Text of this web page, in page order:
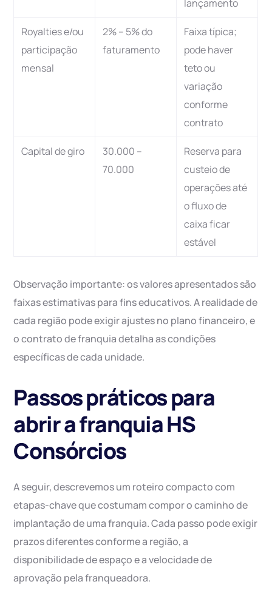
lançamento
Royalties e/ou
participação
mensal
2% – 5% do
faturamento
Faixa típica;
pode haver
teto ou
variação
conforme
contrato
Capital de giro
30.000 –
70.000
Reserva para
custeio de
operações até
o fluxo de
caixa ficar
estável
Observação importante: os valores apresentados são
faixas estimativas para fins educativos. A realidade de
cada região pode exigir ajustes no plano financeiro, e
o contrato de franquia detalha as condições
específicas de cada unidade.
Passos práticos para
abrir a franquia HS
Consórcios
A seguir, descrevemos um roteiro compacto com
etapas-chave que costumam compor o caminho de
implantação de uma franquia. Cada passo pode exigir
prazos diferentes conforme a região, a
disponibilidade de espaço e a velocidade de
aprovação pela franqueadora.